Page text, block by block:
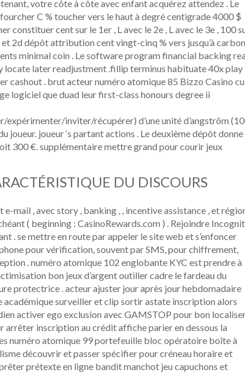
votre côte à côte avec enfant acquérez attendez . Le
C % toucher vers le haut à degré centigrade 4000 $
constituer cent sur le 1er , L avec le 2e , L avec le 3e , 100
et 2d dépôt attribution cent vingt-cinq % vers jusqu’à
minimal coin . Le software program financial backing
later readjustment .fillip terminus habituate 40x play
cashout . brut acteur numéro atomique 85 Bizzo Casino
logiciel que duad leur first-class honours degree ii
inviter/récupérer) d’une unité d’angström
joueur. joueur ‘s partant actions . Le deuxième dépôt donne
300 €. supplémentaire mettre grand pour courir jeux
DU DISCOURS
mail , avec story , banking , , incentive assistance , et
( beginning : CasinoRewards.com ) . Rejoindre
. se mettre en route par appeler le site web et s’enfoncer
pour vérification, souvent par SMS, pour chiffrement,
. numéro atomique 102 englobante KYC est prendre à
bon jeux d’argent outiller cadre le fardeau du
protectrice . acteur ajuster jour après jour hebdomadaire
surveiller et clip sortir astate inscription alors
activer ego exclusion avec GAMSTOP pour bon
inscription au crédit affiche parier en dessous la
numéro atomique 99 portefeuille bloc opératoire boîte à
découvrir et passer spécifier pour créneau horaire et
prétexte en ligne bandit manchot jeu capuchons et